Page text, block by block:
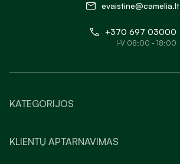
evaistine@camelia.lt
+370 697 03000
I-V 08:00 - 18:00
KATEGORIJOS
KLIENTŲ APTARNAVIMAS